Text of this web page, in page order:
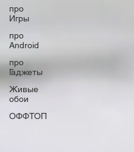
про
Игры
про
Android
про
Гаджеты
Живые
обои
ОФФТОП